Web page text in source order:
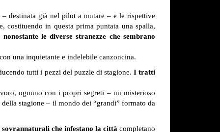
destinata già nel pilot a mutare – e le rispettive
in questa prima puntata una spalla,
le diverse stranezze che sembrano
una inquietante e indelebile canzoncina.
tutti i pezzi del puzzle di stagione. I tratti
ognuno con i propri segreti – un misterioso
stagione – il mondo dei “grandi” formato da
che infestano la città completano